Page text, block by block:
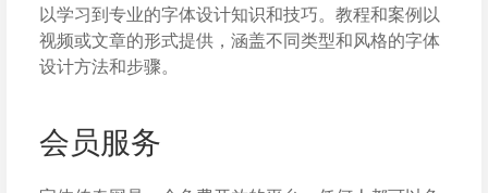
以学习到专业的字体设计知识和技巧。教程和案例以
视频或文章的形式提供，涵盖不同类型和风格的字体
设计方法和步骤。
会员服务